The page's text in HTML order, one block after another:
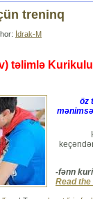
treninq
İdrak-M
təlimlə
öz
-fənn
Read